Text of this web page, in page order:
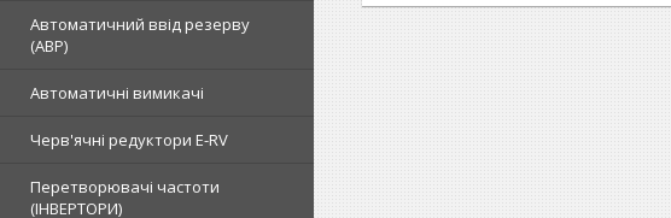
Автоматичний ввід резерву
(АВР)
Автоматичні вимикачі
Черв'ячні редуктори E-RV
Перетворювачі частоти
(ІНВЕРТОРИ)